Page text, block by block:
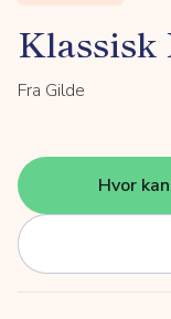
Klassisk
Fra Gilde
Hvor